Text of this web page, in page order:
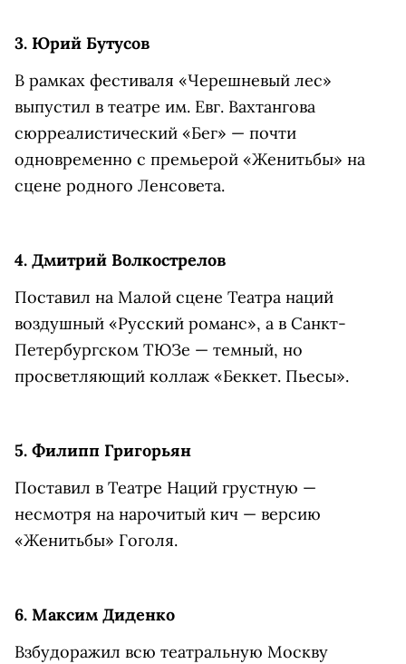
3. Юрий Бутусов
В рамках фестиваля «Черешневый лес»
выпустил в театре им. Евг. Вахтангова
сюрреалистический «Бег» — почти
одновременно с премьерой «Женитьбы» на
сцене родного Ленсовета.
4. Дмитрий Волкострелов
Поставил на Малой сцене Театра наций
воздушный «Русский романс», а в Санкт-
Петербургском ТЮЗе — темный, но
просветляющий коллаж «Беккет. Пьесы».
5. Филипп Григорьян
Поставил в Театре Наций грустную —
несмотря на нарочитый кич — версию
«Женитьбы» Гоголя.
6. Максим Диденко
Взбудоражил всю театральную Москву